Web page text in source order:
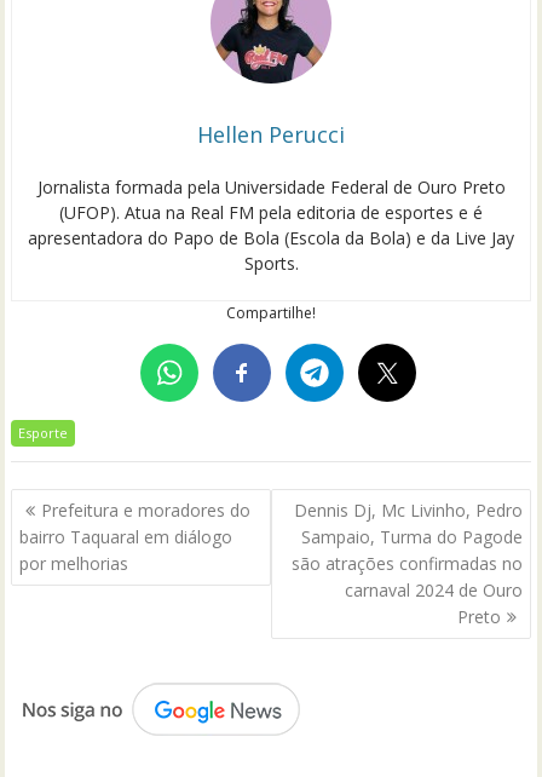
Hellen Perucci
Jornalista formada pela Universidade Federal de Ouro Preto
(UFOP). Atua na Real FM pela editoria de esportes e é
apresentadora do Papo de Bola (Escola da Bola) e da Live Jay
Sports.
Compartilhe!
Esporte
Navegação
de
Post
Prefeitura e moradores do
bairro Taquaral em diálogo
por melhorias
Dennis Dj, Mc Livinho, Pedro
Sampaio, Turma do Pagode
são atrações confirmadas no
carnaval 2024 de Ouro
Preto